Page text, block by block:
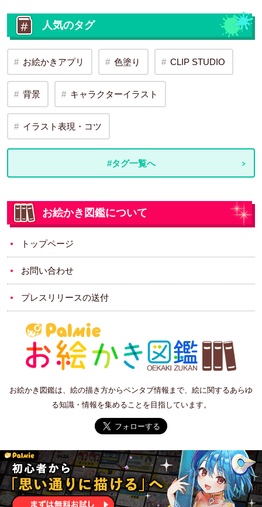
人気のタグ
お絵かきアプリ 色塗り CLIP STUDIO
背景 キャラクターイラスト
イラスト表現・コツ
#タグ一覧へ
お絵かき図鑑について
トップページ
お問い合わせ
プレスリリースの送付
お絵かき図鑑は、絵の描き方からペンタブ情報まで、絵に関するあらゆ
る知識・情報を集めることを目指しています。